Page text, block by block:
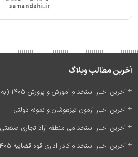
آخرین مطالب وبلاگ
آخرین اخبار استخدام آموزش و پرورش 1405 (به زودی)
آخرین اخبار آزمون تیزهوشان و نمونه دولتی
آخرین اخبار استخدامی منطقه آزاد تجاری صنعتی 1405
آخرین اخبار استخدام کادر اداری قوه قضاییه 1405 (به زودی)